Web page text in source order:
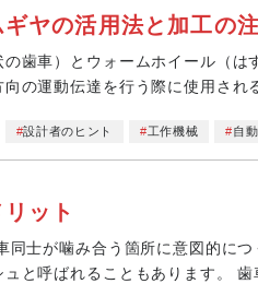
ヤの活用法と加工の
歯車）とウォームホイール（は
の運動伝達を行う際に使用され
設計者のヒント 工作機械 自
ット
士が噛み合う箇所に意図的に
と呼ばれることもあります。 歯